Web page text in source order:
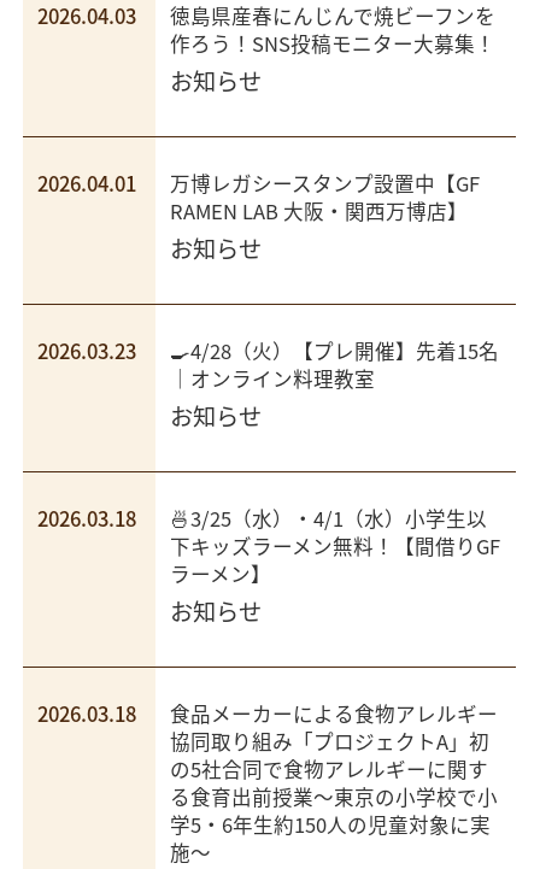
2026.04.03
徳島県産春にんじんで焼ビーフンを
作ろう！SNS投稿モニター大募集！
お知らせ
2026.04.01
万博レガシースタンプ設置中【GF
RAMEN LAB 大阪・関西万博店】
お知らせ
2026.03.23
🍳4/28（火）【プレ開催】先着15名
｜オンライン料理教室
お知らせ
2026.03.18
🍜3/25（水）・4/1（水）小学生以
下キッズラーメン無料！【間借りGF
ラーメン】
お知らせ
2026.03.18
食品メーカーによる食物アレルギー
協同取り組み「プロジェクトA」​初
の5社合同で食物アレルギーに関す
る食育出前授業​～東京の小学校で小
学5・6年生約150人の児童対象に実
施～​